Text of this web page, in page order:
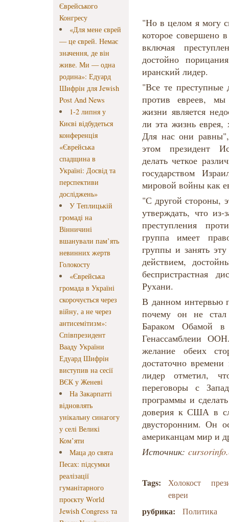
Єврейського
Конгресу
«Для мене єврей
— це єврей. Немає
значення, де він
живе. Ми — одна
родина»: Едуард
Шифрін для Jewish
Post And News
1-2 липня у
Києві відбудеться
конференція
«Єврейська
спадщина в
Україні: Досвід та
перспективи
досліджень»
У Теплицькій
громаді на
Вінничині
вшанували пам’ять
невинних жертв
Голокосту
«Єврейська
громада в Україні
скорочується через
війну, а не через
антисемітизм»:
Співпрезидент
Вааду України
Едуард Шифрін
виступив на сесії
ВЄК у Женеві
На Закарпатті
відновлять
унікальну синагогу
у селі Великі
Ком’яти
Маца до свята
Песах: підсумки
реалізації
гуманітарного
проєкту World
Jewish Congress та
"Но в целом я могу
которое совершено
включая
достойно
иранский лидер.
"Все те преступные
против евреев,
жизни является
ли эта жизнь еврея,
Для нас они
этом президент
делать четкое
государством
мировой войны как
"С другой стороны,
утверждать, что
преступления
группа имеет
группы и занять
действием,
беспристрастная
Рухани.
В данном интервью
почему он не
Бараком Обамой в
Генассамблеии
желание обеих
достаточно
лидер отметил,
переговоры с
программы и
доверия к США в
двусторонним. Он
американцам мир и
Источник:
Tags: Холокост
евреи
рубрика: Политика